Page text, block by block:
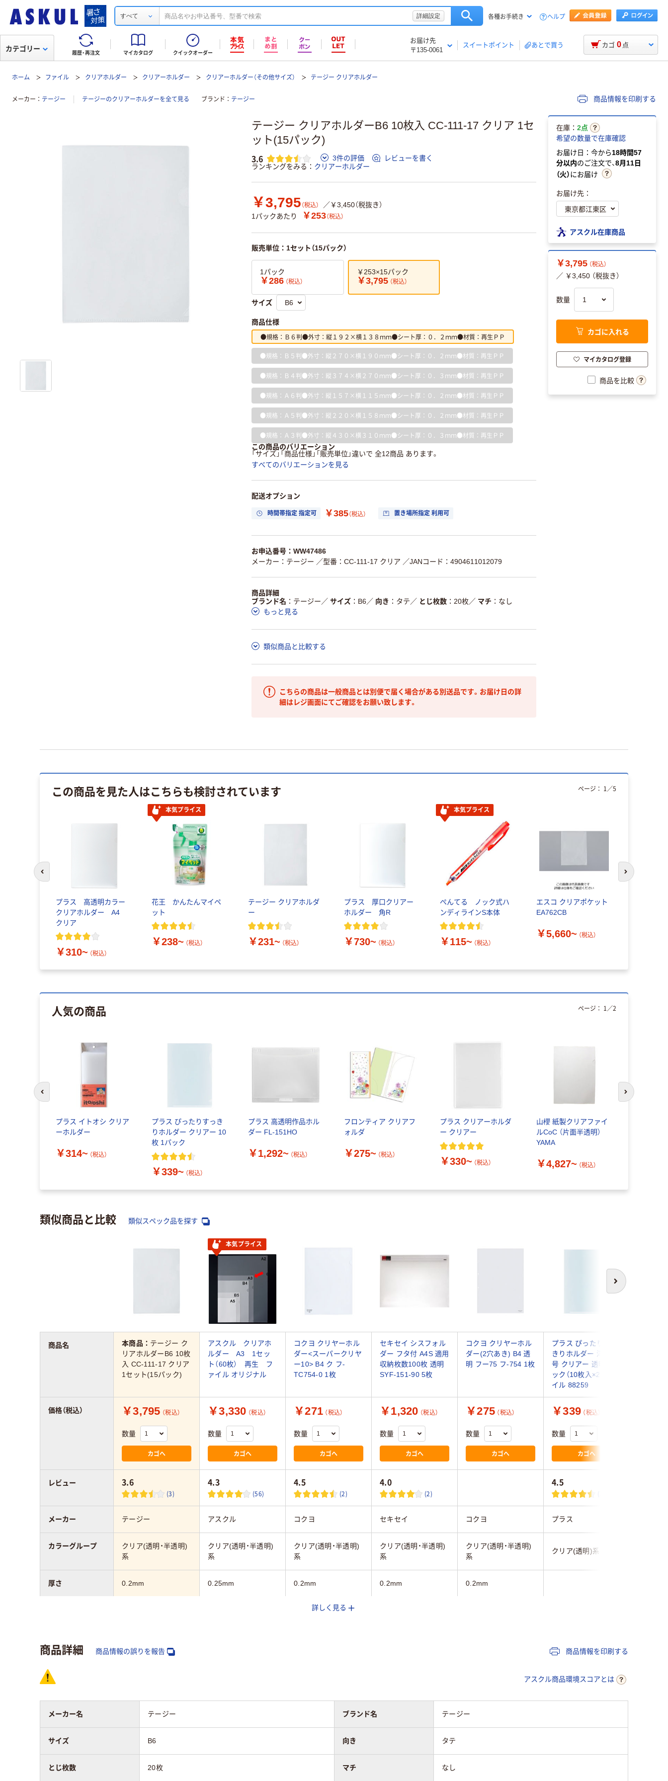
すべて 詳細設定 各種お手続き ヘルプ
履歴・再注文 マイカタログ クイックオーダー
お届け先
〒135-0061
スイートポイント あとで買う
カテゴリー カゴ 0 点
ホーム ファイル クリアホルダー クリアーホルダー クリアーホルダー（その他サイズ） テージー クリアホルダー
メーカー テージー テージーのクリアーホルダーを全て見る ブランド テージー 商品情報を印刷する
テージー クリアホルダーB6 10枚入 CC-111-17 クリア 1セ
ット(15パック)
3.6 3件の評価
レビューを書く
ランキングをみる
クリアーホルダー
￥3,795 （税込）
／￥3,450（税抜き）
1パックあたり
￥253（税込）
販売単位：1セット（15パック）
1パック
￥286 （税込）
￥253×15パック
￥3,795 （税込）
サイズ
商品仕様
●規格：Ｂ６判●外寸：縦１９２×横１３８ｍｍ●シート厚：０．２ｍｍ●材質：再生ＰＰ
●規格：Ｂ５判●外寸：縦２７０×横１９０ｍｍ●シート厚：０．２ｍｍ●材質：再生ＰＰ
●規格：Ｂ４判●外寸：縦３７４×横２７０ｍｍ●シート厚：０．３ｍｍ●材質：再生ＰＰ
●規格：Ａ６判●外寸：縦１５７×横１１５ｍｍ●シート厚：０．２ｍｍ●材質：再生ＰＰ
●規格：Ａ５判●外寸：縦２２０×横１５８ｍｍ●シート厚：０．２ｍｍ●材質：再生ＰＰ
●規格：Ａ３判●外寸：縦４３０×横３１０ｍｍ●シート厚：０．３ｍｍ●材質：再生ＰＰ
この商品のバリエーション
「サイズ」「商品仕様」「販売単位」違いで 全12商品 あります。
すべてのバリエーションを見る
配送オプション
時間帯指定 指定可 ￥385（税込） 置き場所指定 利用可
お申込番号：WW47486
メーカー：テージー ／型番：CC-111-17 クリア ／JANコード：4904611012079
商品詳細
ブランド名
テージー ／ サイズ B6／ 向き タテ ／ とじ枚数 20枚／ マチ
なし
もっと見る
類似商品と比較する
こちらの商品は一般商品とは別便で届く場合がある別送品です。お届け日の詳
細はレジ画面にてご確認をお願い致します。
在庫： 2点
希望の数量で在庫確認
お届け日：今から18時間57
分以内のご注文で、8月11日
（火）にお届け
お届け先：
アスクル在庫商品
￥3,795 （税込）
／ ￥3,450 （税抜き）
数量
カゴに入れる
マイカタログ登録
商品を比較
この商品を見た人はこちらも検討されています
プラス 高透明カラー
クリアホルダー A4
クリア
￥310~ （税込）
本気プライス
花王 かんたんマイペ
ット
￥238~ （税込）
テージー クリアホルダ
ー
￥231~ （税込）
プラス 厚口クリアー
ホルダー 角R
￥730~ （税込）
本気プライス
ぺんてる ノック式ハ
ンディラインS本体
￥115~ （税込）
エスコ クリアポケット
EA762CB
￥5,660~ （税込）
ページ： 1 ／5
次のスライド
人気の商品
プラス イトオシ クリア
ーホルダー
￥314~ （税込）
プラス ぴったりすっき
りホルダー クリアー 10
枚 1パック
￥339~ （税込）
プラス 高透明作品ホル
ダー FL-151HO
￥1,292~ （税込）
フロンティア クリアフ
ォルダ
￥275~ （税込）
プラス クリアーホルダ
ー クリアー
￥330~ （税込）
山櫻 紙製クリアファイ
ルCoC （片面半透明）
YAMA
￥4,827~ （税込）
ページ： 1／2
前のスライドへ 次のスライド
類似商品と比較 類似スペック品を探す
次へ
本気プライス
本商品： テージー ク
リアホルダーB6 10枚
入 CC-111-17 クリア
1セット(15パック)
アスクル クリアホ
ルダー A3 1セッ
ト（60枚） 再生 フ
ァイル オリジナル
コクヨ クリヤーホル
ダー<スーパークリヤ
ー10> B4 ク フ-
TC754-0 1枚
セキセイ シスフォル
ダー フタ付 A4S 適用
収納枚数100枚 透明
SYF-151-90 5枚
コクヨ クリヤーホル
ダー(2穴あき) B4 透
明 フー75 フ-754 1枚
プラス ぴったりすっ
きりホルダー 洋形2
号 クリアー 透明 2パ
ック（10枚入×2） ファ
イル 88259
￥3,795 （税込）
数量
カゴへ
￥3,330 （税込）
数量
カゴへ
￥271 （税込）
数量
カゴへ
￥1,320 （税込）
数量
カゴへ
￥275 （税込）
数量
カゴへ
￥339 （税込）
数量
カゴへ
3.6
(3)
4.3
(56)
4.5
(2)
4.0
(2)
4.5
(2)
テージー アスクル コクヨ セキセイ コクヨ プラス
クリア(透明・半透明)
系
クリア(透明・半透明)
系
クリア(透明・半透明)
系
クリア(透明・半透明)
系
クリア(透明・半透明)
系
クリア(透明)系
0.2mm 0.25mm 0.2mm 0.2mm 0.2mm
商品名
価格（税込）
レビュー
メーカー
カラーグループ
厚さ
アスクル商品環境
スコア
詳しく見る
商品詳細 商品情報の誤りを報告 商品情報を印刷する
アスクル商品環境スコアとは
メーカー名 テージー ブランド名 テージー
サイズ B6 向き タテ
とじ枚数 20枚 マチ なし